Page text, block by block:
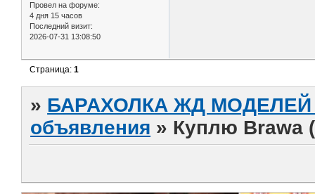
Провел на форуме:
4 дня 15 часов
Последний визит:
2026-07-31 13:08:50
Страница:1
» БАРАХОЛКА ЖД МОДЕЛЕЙ
объявления » Куплю Brawa